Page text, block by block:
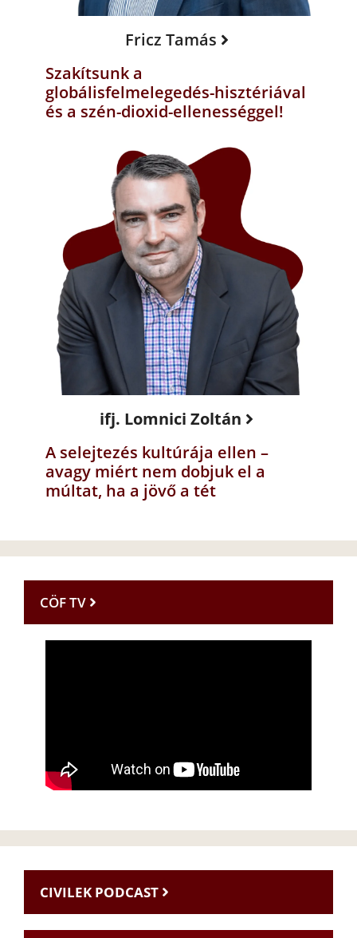
Fricz Tamás
Szakítsunk a
globálisfelmelegedés-hisztériával
és a szén-dioxid-ellenességgel!
ifj. Lomnici Zoltán
A selejtezés kultúrája ellen –
avagy miért nem dobjuk el a
múltat, ha a jövő a tét
CÖF TV
CIVILEK PODCAST